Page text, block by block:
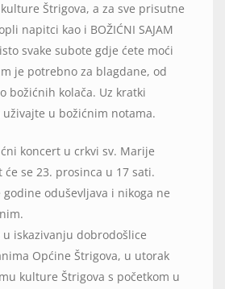
Štrigova, a za sve prisutne
napitci kao i BOŽIĆNI SAJAM
svake subote gdje ćete moći
je potrebno za blagdane, od
božićnih kolača. Uz kratki
u božićnim notama.
koncert u crkvi sv. Marije
se 23. prosinca u 17 sati.
godine oduševljava i nikoga ne
iskazivanju dobrodošlice
Općine Štrigova, u utorak
kulture Štrigova s početkom u